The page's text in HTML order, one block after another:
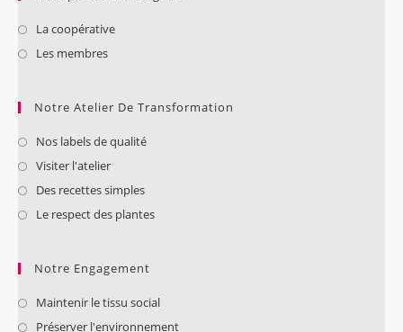
La coopérative
Les membres
Notre Atelier De Transformation
Nos labels de qualité
Visiter l'atelier
Des recettes simples
Le respect des plantes
Notre Engagement
Maintenir le tissu social
Préserver l'environnement